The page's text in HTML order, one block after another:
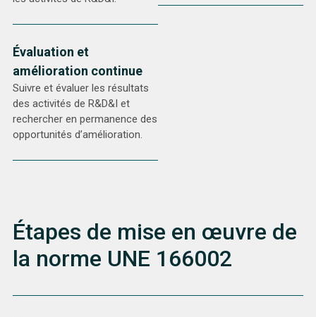
Évaluation et
amélioration continue
Suivre et évaluer les résultats
des activités de R&D&I et
rechercher en permanence des
opportunités d’amélioration.
Étapes de mise en œuvre de
la norme UNE 166002